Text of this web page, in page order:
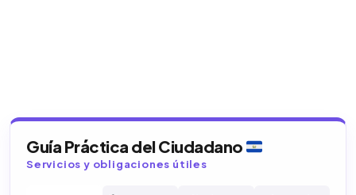
Guía Práctica del Ciudadano
Servicios y obligaciones útiles